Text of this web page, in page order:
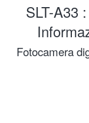
SLT-A33
Fotocamera